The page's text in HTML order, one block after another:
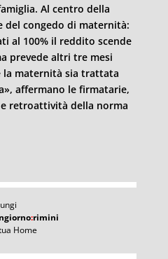
Al centro della
del congedo di maternità:
al 100% il reddito scende
prevede altri tre mesi
la maternità sia trattata
affermano le firmatarie,
retroattività della norma
:rimini
Home